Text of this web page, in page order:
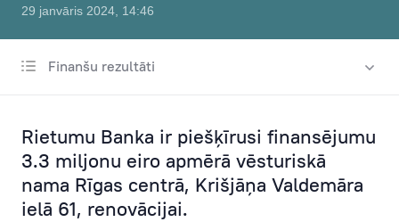
29 janvāris 2024, 14:46
Finanšu rezultāti
Visas ziņas
Izmaiņas tarifos
Serviss
Rietumu Banka ir piešķīrusi finansējumu
3.3 miljonu eiro apmērā vēsturiskā
nama Rīgas centrā, Krišjāņa Valdemāra
ielā 61, renovācijai.